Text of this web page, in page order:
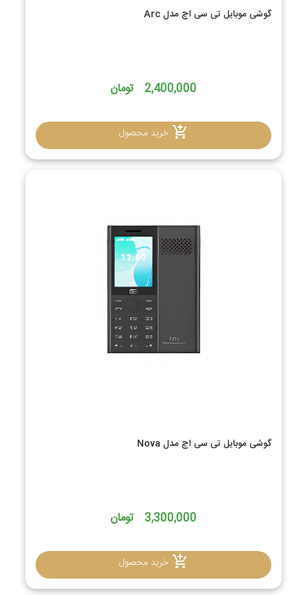
گوشی موبایل تی سی اچ مدل Arc
2,400,000 تومان
خرید محصول
گوشی موبایل تی سی اچ مدل Nova
3,300,000 تومان
خرید محصول